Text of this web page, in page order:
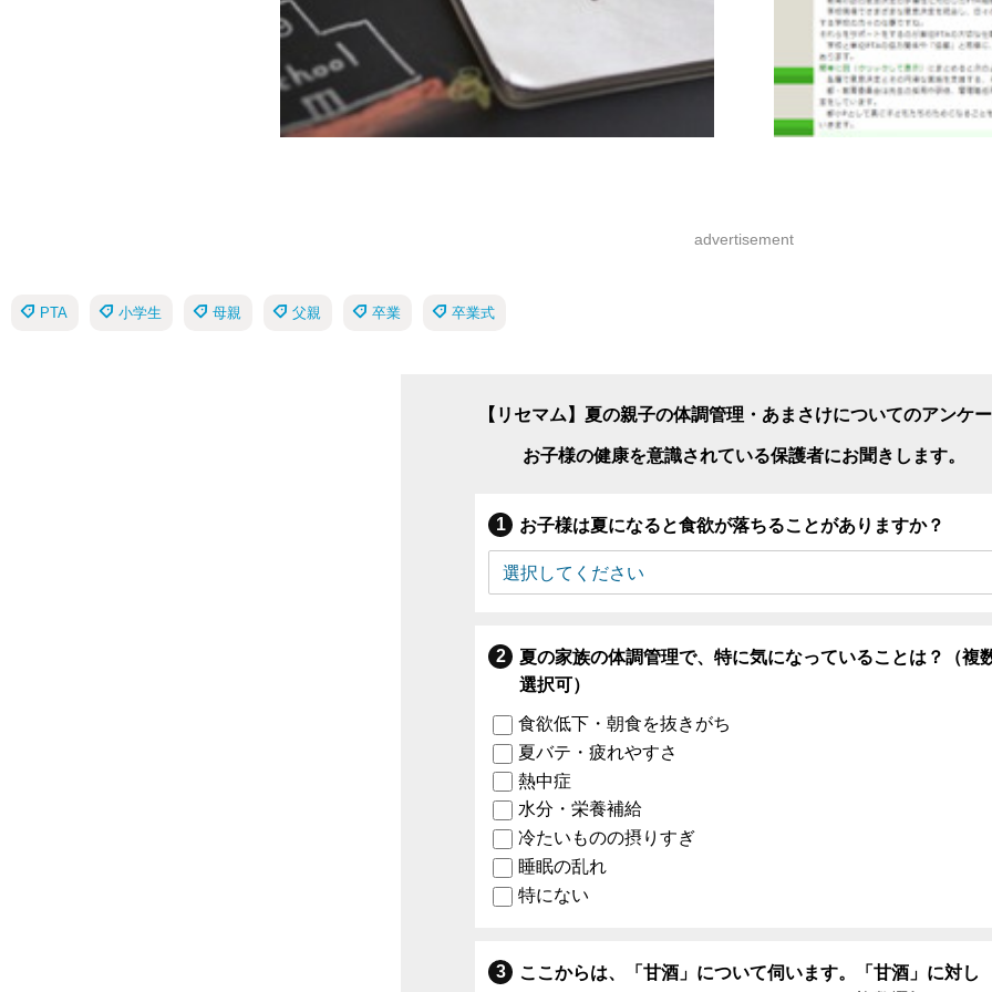
advertisement
PTA 小学生 母親 父親 卒業 卒業式
【リセマム】夏の親子の体調管理・あまさけについてのアンケ
お子様の健康を意識されている保護者にお聞きします。
お子様は夏になると食欲が落ちることがありますか？
夏の家族の体調管理で、特に気になっていることは？（複
選択可）
食欲低下・朝食を抜きがち
夏バテ・疲れやすさ
熱中症
水分・栄養補給
冷たいものの摂りすぎ
睡眠の乱れ
特にない
ここからは、「甘酒」について伺います。「甘酒」に対し